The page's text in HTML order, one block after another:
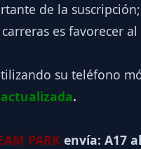
de la suscripción;
es favorecer
su teléfono
.
PARK envía: A17